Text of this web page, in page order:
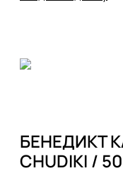
БЕНЕДИКТ
CHUDIKI /